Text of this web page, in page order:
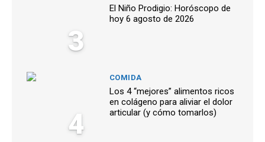
3
El Niño Prodigio: Horóscopo de
hoy 6 agosto de 2026
4
COMIDA
Los 4 “mejores” alimentos ricos
en colágeno para aliviar el dolor
articular (y cómo tomarlos)